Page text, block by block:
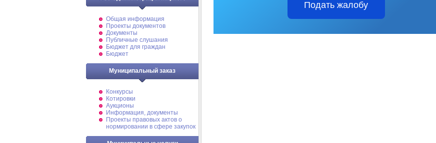
Общая информация
Проекты документов
Документы
Публичные слушания
Бюджет для граждан
Бюджет
Муниципальный заказ
Конкурсы
Котировки
Аукционы
Информация, документы
Проекты правовых актов о
нормировании в сфере закупок
Подать жалобу